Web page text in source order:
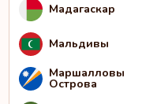
Мадагаскар
Мальдивы
Маршалловы
Острова